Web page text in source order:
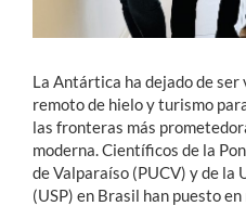
La Antártica ha dejado de
remoto de hielo y turismo
las fronteras más
moderna. Científicos de la
de Valparaíso (PUCV) y de la
(USP) en Brasil han puesto